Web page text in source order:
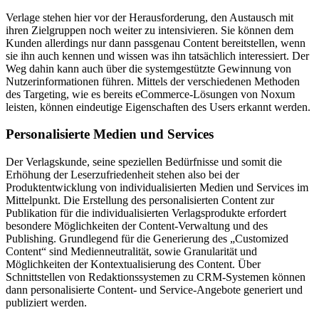
Verlage stehen hier vor der Herausforderung, den Austausch mit
ihren Zielgruppen noch weiter zu intensivieren. Sie können dem
Kunden allerdings nur dann passgenau Content bereitstellen, wenn
sie ihn auch kennen und wissen was ihn tatsächlich interessiert. Der
Weg dahin kann auch über die systemgestützte Gewinnung von
Nutzerinformationen führen. Mittels der verschiedenen Methoden
des Targeting, wie es bereits eCommerce-Lösungen von Noxum
leisten, können eindeutige Eigenschaften des Users erkannt werden.
Personalisierte Medien und Services
Der Verlagskunde, seine speziellen Bedürfnisse und somit die
Erhöhung der Leserzufriedenheit stehen also bei der
Produktentwicklung von individualisierten Medien und Services im
Mittelpunkt. Die Erstellung des personalisierten Content zur
Publikation für die individualisierten Verlagsprodukte erfordert
besondere Möglichkeiten der Content-Verwaltung und des
Publishing. Grundlegend für die Generierung des „Customized
Content“ sind Medienneutralität, sowie Granularität und
Möglichkeiten der Kontextualisierung des Content. Über
Schnittstellen von Redaktionssystemen zu CRM-Systemen können
dann personalisierte Content- und Service-Angebote generiert und
publiziert werden.